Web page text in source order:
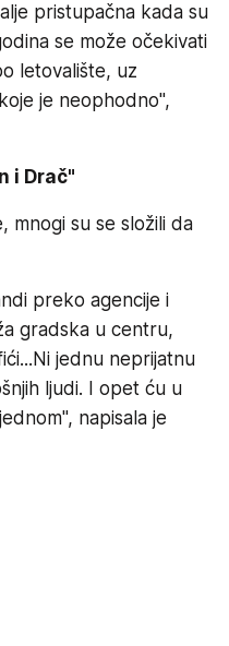
pristupačna kada su
se može očekivati
letovalište, uz
je neophodno",
i Drač"
mnogi su se složili da
preko agencije i
gradska u centru,
jednu neprijatnu
ljudi. I opet ću u
napisala je